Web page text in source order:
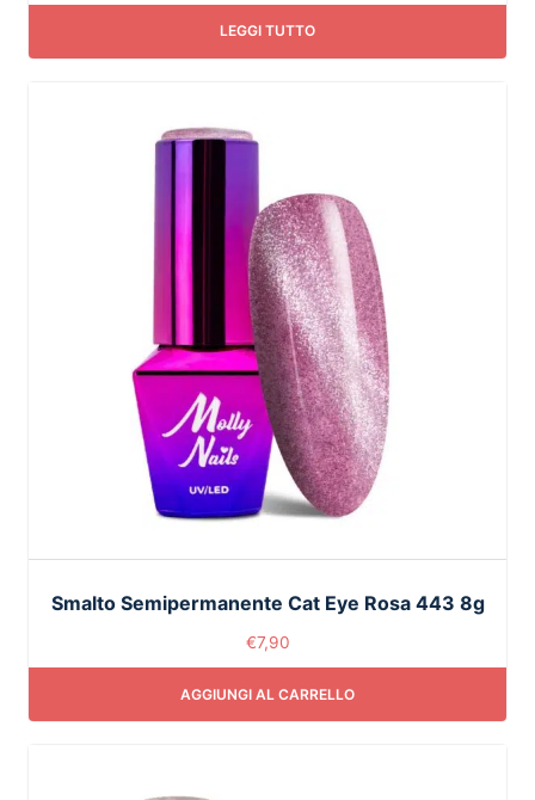
LEGGI TUTTO
Smalto Semipermanente Cat Eye Rosa 443 8g
€7,90
AGGIUNGI AL CARRELLO